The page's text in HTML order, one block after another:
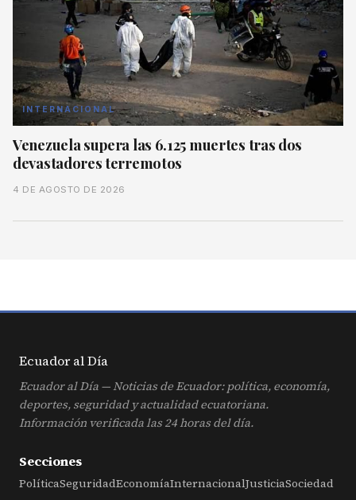
INTERNACIONAL
Venezuela supera las 6.125 muertes tras dos
devastadores terremotos
4 DE AGOSTO DE 2026
Ecuador alDía
Ecuador al Día — Noticias de Ecuador: política, economía,
deportes, seguridad y actualidad ecuatoriana.
Información verificada las 24 horas del día.
Secciones
PolíticaSeguridadEconomíaInternacionalJusticiaSociedad